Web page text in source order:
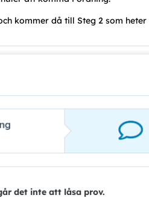
kommer då till Steg 2 som heter
det inte att låsa prov.